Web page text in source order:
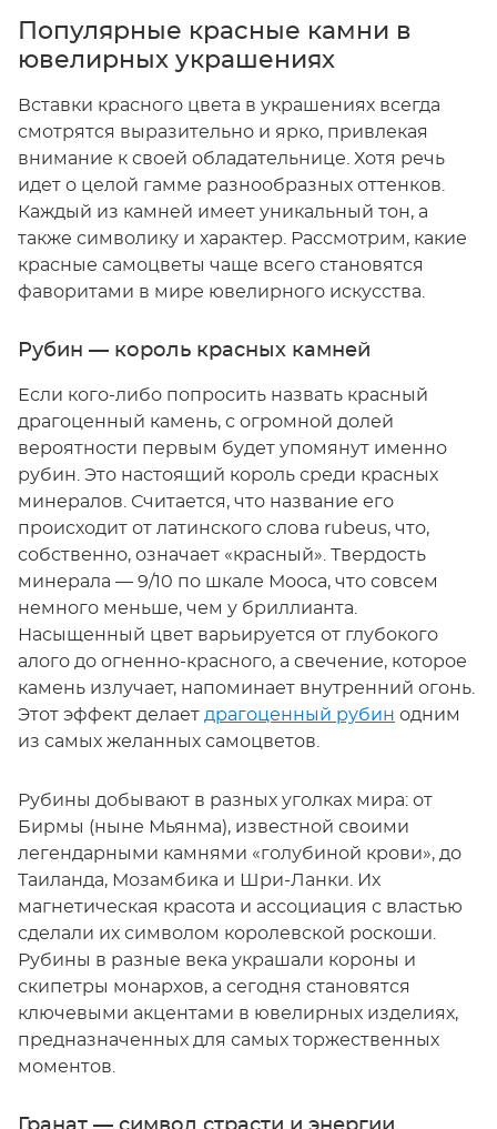
Популярные красные камни в
ювелирных украшениях
Вставки красного цвета в украшениях всегда
смотрятся выразительно и ярко, привлекая
внимание к своей обладательнице. Хотя речь
идет о целой гамме разнообразных оттенков.
Каждый из камней имеет уникальный тон, а
также символику и характер. Рассмотрим, какие
красные самоцветы чаще всего становятся
фаворитами в мире ювелирного искусства.
Рубин — король красных камней
Если кого-либо попросить назвать красный
драгоценный камень, с огромной долей
вероятности первым будет упомянут именно
рубин. Это настоящий король среди красных
минералов. Считается, что название его
происходит от латинского слова rubeus, что,
собственно, означает «красный». Твердость
минерала — 9/10 по шкале Мооса, что совсем
немного меньше, чем у бриллианта.
Насыщенный цвет варьируется от глубокого
алого до огненно-красного, а свечение, которое
камень излучает, напоминает внутренний огонь.
Этот эффект делает драгоценный рубин одним
из самых желанных самоцветов.
Рубины добывают в разных уголках мира: от
Бирмы (ныне Мьянма), известной своими
легендарными камнями «голубиной крови», до
Таиланда, Мозамбика и Шри-Ланки. Их
магнетическая красота и ассоциация с властью
сделали их символом королевской роскоши.
Рубины в разные века украшали короны и
скипетры монархов, а сегодня становятся
ключевыми акцентами в ювелирных изделиях,
предназначенных для самых торжественных
моментов.